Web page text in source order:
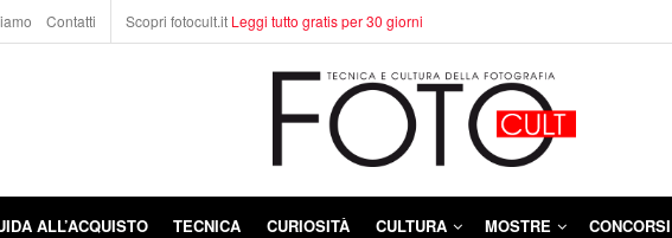
Contatti Scopri fotocult.it Leggi tutto gratis per 30 giorni
ALL’ACQUISTO TECNICA CURIOSITÀ CULTURA MOSTRE CONCORSI